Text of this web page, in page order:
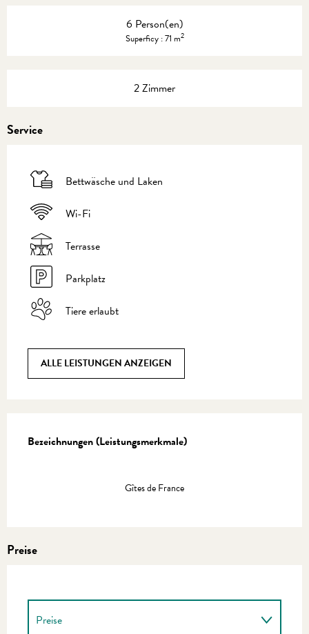
6 Person(en)
Superficy : 71 m2
2 Zimmer
Service
Bettwäsche und Laken
Wi-Fi
Terrasse
Parkplatz
Tiere erlaubt
ALLE LEISTUNGEN ANZEIGEN
Bezeichnungen (Leistungsmerkmale)
Bezeichnungen (Leistungsmerkmale)
Gîtes de France
Preise
Preise